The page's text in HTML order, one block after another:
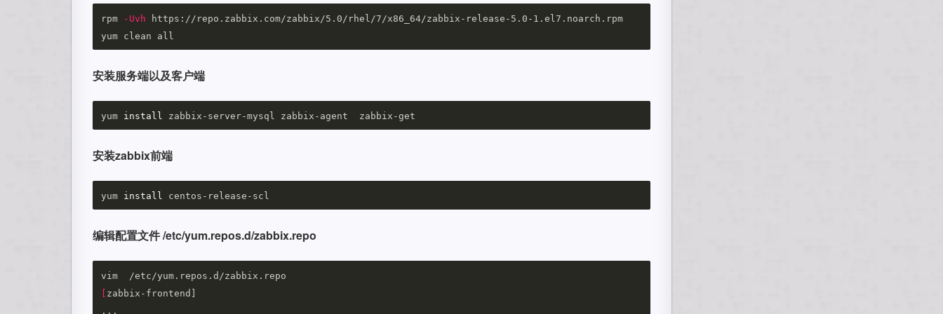
rpm -Uvh https://repo.zabbix.com/zabbix/5.0/rhel/7/x86_64/zabbix-release-5.0-1.el7.noarch.rpm
安装服务端以及客户端
yum install
安装zabbix前端
yum install
编辑配置文件 /etc/yum.repos.d/zabbix.repo
zabbix-frontend]